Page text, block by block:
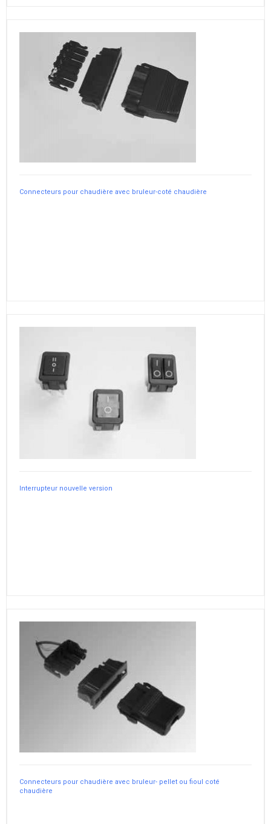
Connecteurs pour chaudière avec bruleur-coté chaudière
Interrupteur nouvelle version
Connecteurs pour chaudière avec bruleur- pellet ou fioul coté
chaudière